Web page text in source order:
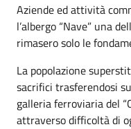
Aziende ed attività
l’albergo “Nave” una
rimasero solo le
La popolazione
sacrifici trasferendosi
galleria ferroviaria del
attraverso difficoltà di